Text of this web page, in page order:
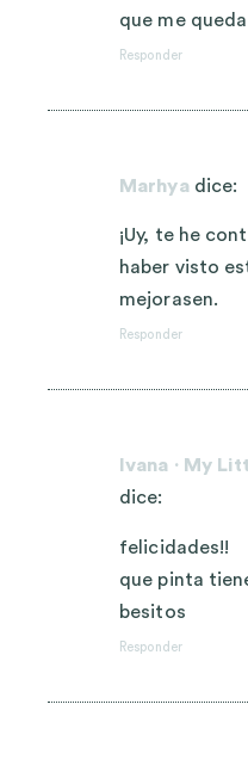
que me
Responder
Marhya dice:
¡Uy, te he
haber visto
mejorasen.
Responder
Ivana · My
dice:
felicidades!!
que pinta
besitos
Responder